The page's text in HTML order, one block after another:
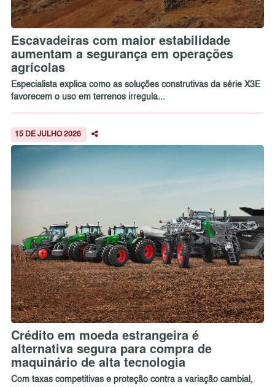
Escavadeiras com maior estabilidade
aumentam a segurança em operações
agrícolas
Especialista explica como as soluções construtivas da série X3E
favorecem o uso em terrenos irregula...
15 DE JULHO 2026
Crédito em moeda estrangeira é
alternativa segura para compra de
maquinário de alta tecnologia
Com taxas competitivas e proteção contra a variação cambial,